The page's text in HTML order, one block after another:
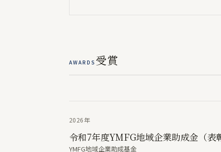
AWARDS 受賞
2026年
令和7年度YMFG地域企業助成金（表
YMFG地域企業助成基金